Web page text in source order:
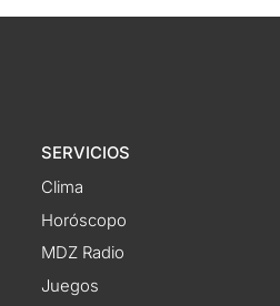
SERVICIOS
Clima
Horóscopo
MDZ Radio
Juegos